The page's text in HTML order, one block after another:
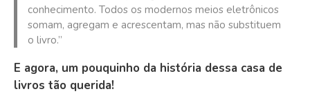
conhecimento. Todos os modernos meios eletrônicos
somam, agregam e acrescentam, mas não substituem
o livro.”
E agora, um pouquinho da história dessa casa de
livros tão querida!